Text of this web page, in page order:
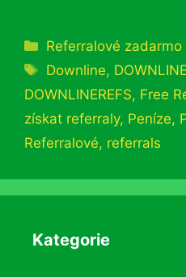
Rubriky
Referralové zadarmo
Štítky
Downline,
DOWNLINEREFS, Free
získat referraly, Peníze,
Referralové, referrals
Kategorie